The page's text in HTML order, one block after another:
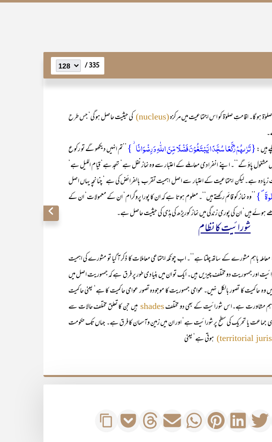
335 /
ہو گا۔ اقامتِ صلوٰۃ کو اس اجتماعیت میں مرکزہ(nucleus)
کی حیثیت حاصل ہو گی‘ جس طرح
ہیں :{تَرٰىہُمۡ رُکَّعًا سُجَّدًا یَّبۡتَغُوۡنَ فَضۡلًا مِّنَ اللّٰہِ وَ رِضۡوَانًا ۫ } ’’تم انہیں دیکھو گے تو رکوع
پاؤ گے‘‘۔ اپنے انفرادی معاملے کے اعتبار سے وہ نماز نفل ہے‘ تہجد ہے‘ قیام اللیل ہے‘
زیادہ ہے۔ لیکن اجتماعیت کے اعتبار سے اصل اہمیت تقرب بالفرائض کی ہے ‘ چنانچہ یہاں اصل
۪} ’’وہ نماز کو قائم رکھتے ہیں‘‘۔ معلوم ہوتا ہے کہ ان کا پورا پروگرام‘ ان کے معمولات‘ ان کے
ہیں‘ ان کی پوری زندگی میں نماز کوریڑھ کی ہڈی کی حیثیت حاصل ہے۔
شورائیت کا نظام
معاملہ باہم مشورے کے ساتھ چلتا ہے‘‘۔ اب چونکہ اجتماعی معاملات کا ذکر آ گیا تو مشورے کی اہمیت
اور جمہوریت دو مختلف چیزیں ہیں۔ ایک تو ان میں بنیادی طور پر فرق ہے کہ جمہوریت اصل میں
حاکمیت کا تصور بالکل نہیں۔ عوامی جمہوریت کا موجودہ تصور عوامی حاکمیت کا ہے‘ یعنی حاکمیت
مشاورت ہے۔اس شورائیت کے بھی دو مختلفshades ہیں جن کا تعلق مختلف حالات سے
یا تحریک کی سطح پر شورائیت ہے‘ اور ان میں زمین وآسمان کا فرق ہے۔ جہاں تک حکومت
ہوتی ہے‘ یعنی